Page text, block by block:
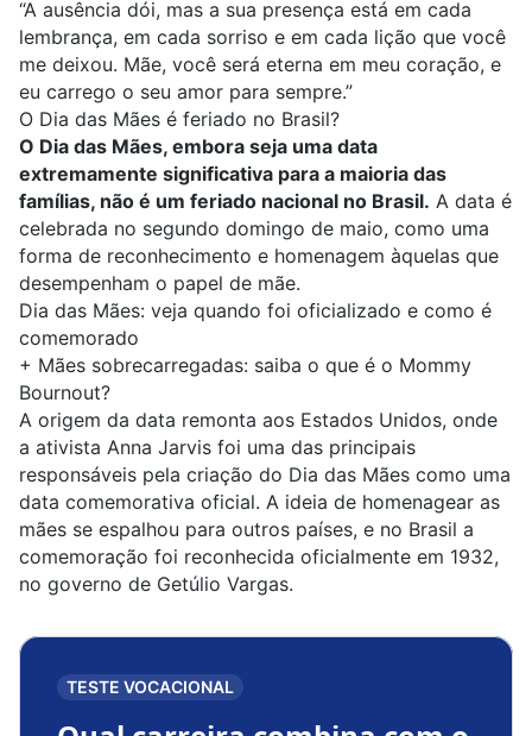
“A ausência dói, mas a sua presença está em cada
lembrança, em cada sorriso e em cada lição que você
me deixou. Mãe, você será eterna em meu coração, e
eu carrego o seu amor para sempre.”
O Dia das Mães é feriado no Brasil?
O Dia das Mães, embora seja uma data
extremamente significativa para a maioria das
famílias, não é um feriado nacional no Brasil. A data é
celebrada no segundo domingo de maio, como uma
forma de reconhecimento e homenagem àquelas que
desempenham o papel de mãe.
Dia das Mães: veja quando foi oficializado e como é
comemorado
+ Mães sobrecarregadas: saiba o que é o Mommy
Bournout?
A origem da data remonta aos Estados Unidos, onde
a ativista Anna Jarvis foi uma das principais
responsáveis pela criação do Dia das Mães como uma
data comemorativa oficial. A ideia de homenagear as
mães se espalhou para outros países, e no Brasil a
comemoração foi reconhecida oficialmente em 1932,
no governo de Getúlio Vargas.
TESTE VOCACIONAL